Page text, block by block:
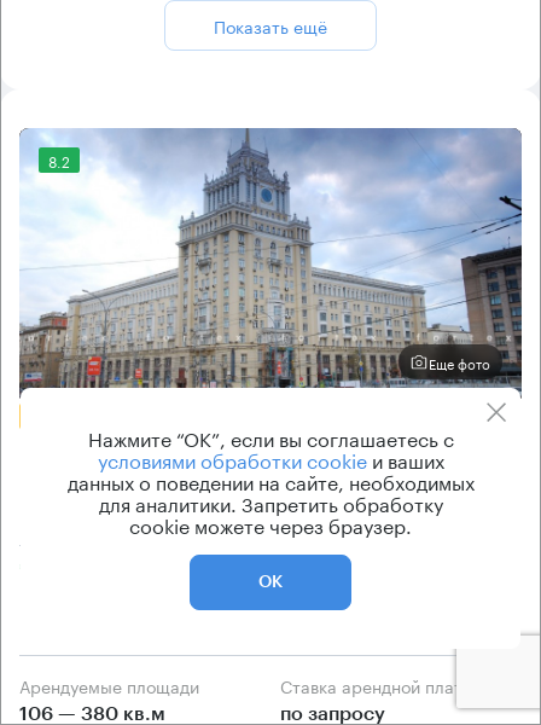
Показать ещё
8.2
Еще фото
Бизнес-центр
Пекин
Москва, Большая Садовая улица, 5
Маяковская → 300 м
Арендуемые площади
106 — 380 кв.м
Ставка арендной платы
по запросу
Нажмите “ОК”, если вы соглашаетесь с
условиями обработки cookieи ваших
данных о поведении на сайте, необходимых
для аналитики. Запретить обработку
cookie можете через браузер.
ОК